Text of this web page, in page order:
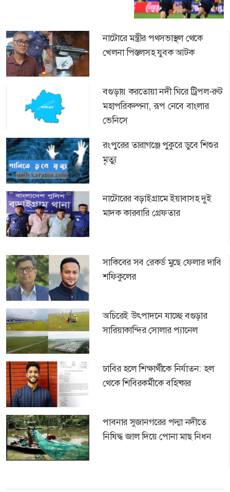
নাটোরে মন্ত্রীর পথসভাস্থল থেকে
খেলনা পিস্তলসহ যুবক আটক
বগুড়ায় করতোয়া নদী ঘিরে ট্রিপল-রুট
মহাপরিকল্পনা, রূপ নেবে বাংলার
ভেনিসে
রংপুরের তারাগঞ্জে পুকুরে ডুবে শিশুর
মৃত্যু
নাটোরের বড়াইগ্রামে ইয়াবাসহ দুই
মাদক কারবারি গ্রেফতার
সাকিবের সব রেকর্ড মুছে ফেলার দাবি
শফিকুলের
অচিরেই উৎপাদনে যাচ্ছে বগুড়ার
সারিয়াকান্দির সোলার প্যানেল
ঢাবির হলে শিক্ষার্থীকে নির্যাতন: হল
থেকে শিবিরকর্মীকে বহিষ্কার
পাবনার সুজানগরের পদ্মা নদীতে
নিষিদ্ধ জাল দিয়ে পোনা মাছ নিধন